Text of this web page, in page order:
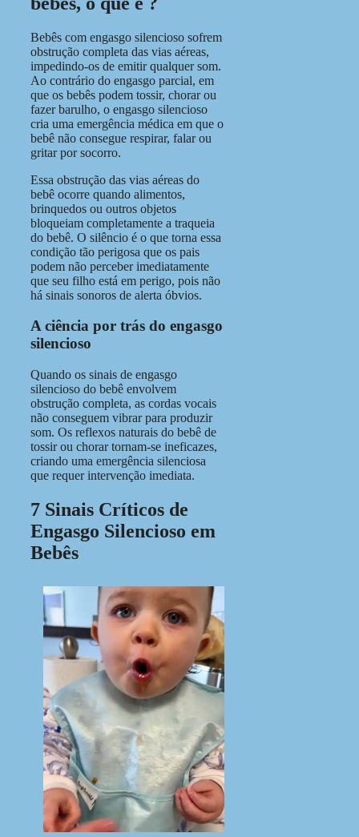
Bebês com engasgo silencioso sofrem
obstrução completa das vias aéreas,
impedindo-os de emitir qualquer som.
Ao contrário do engasgo parcial, em
que os bebês podem tossir, chorar ou
fazer barulho, o engasgo silencioso
cria uma emergência médica em que o
bebê não consegue respirar, falar ou
gritar por socorro.
Essa obstrução das vias aéreas do
bebê ocorre quando alimentos,
brinquedos ou outros objetos
bloqueiam completamente a traqueia
do bebê. O silêncio é o que torna essa
condição tão perigosa que os pais
podem não perceber imediatamente
que seu filho está em perigo, pois não
há sinais sonoros de alerta óbvios.
A ciência por trás do engasgo
silencioso
Quando os sinais de engasgo
silencioso do bebê envolvem
obstrução completa, as cordas vocais
não conseguem vibrar para produzir
som. Os reflexos naturais do bebê de
tossir ou chorar tornam-se ineficazes,
criando uma emergência silenciosa
que requer intervenção imediata.
7 Sinais Críticos de
Engasgo Silencioso em
Bebês